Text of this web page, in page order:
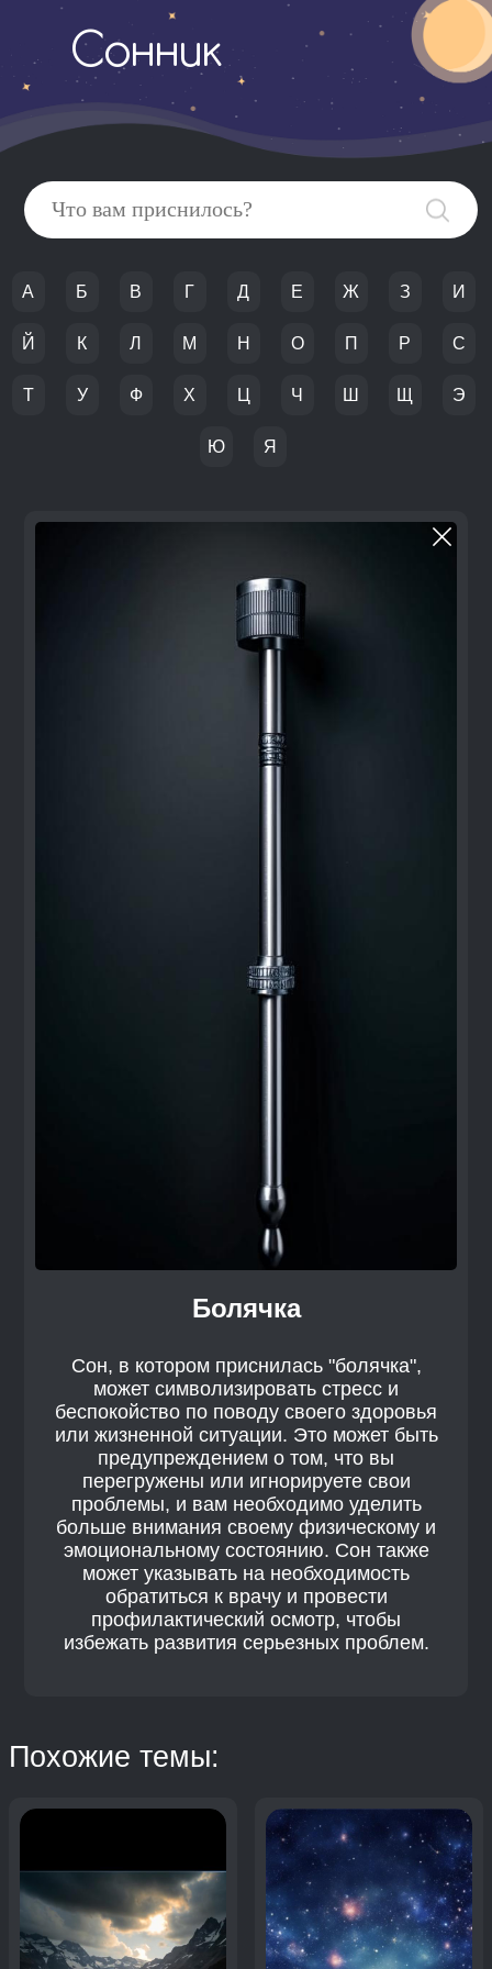
Сонник
А Б В Г Д Е Ж З И
Й К Л М Н О П Р С
Т У Ф Х Ц Ч Ш Щ Э
Ю Я
Болячка
Сон, в котором приснилась "болячка",
может символизировать стресс и
беспокойство по поводу своего здоровья
или жизненной ситуации. Это может быть
предупреждением о том, что вы
перегружены или игнорируете свои
проблемы, и вам необходимо уделить
больше внимания своему физическому и
эмоциональному состоянию. Сон также
может указывать на необходимость
обратиться к врачу и провести
профилактический осмотр, чтобы
избежать развития серьезных проблем.
Похожие темы: